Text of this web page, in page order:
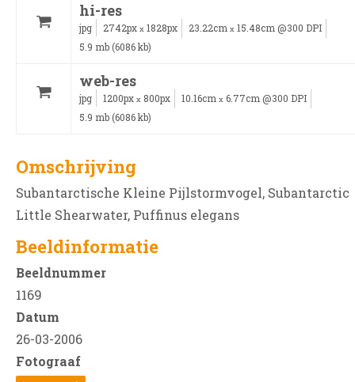
hi-res
jpg 2742px x 1828px 23.22cm x 15.48cm @300 DPI
5.9 mb (6086 kb)
web-res
jpg 1200px x 800px 10.16cm x 6.77cm @300 DPI
5.9 mb (6086 kb)
Omschrijving
Subantarctische Kleine Pijlstormvogel, Subantarctic
Little Shearwater, Puffinus elegans
Beeldinformatie
Beeldnummer
1169
Datum
26-03-2006
Fotograaf